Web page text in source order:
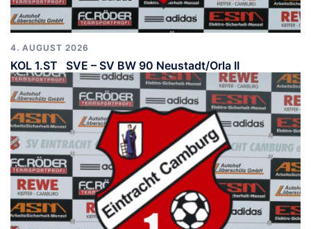
4. AUGUST 2026
KOL 1.ST SVE – SV BW 90 Neustadt/Orla II